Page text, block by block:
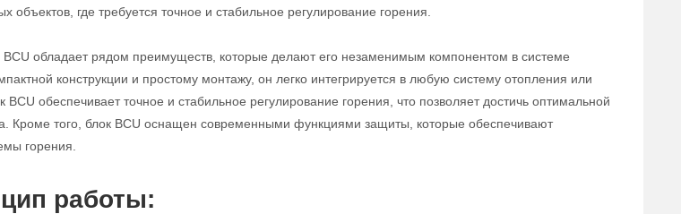
где требуется точное и стабильное регулирование горения.
BCU обладает рядом преимуществ, которые делают его незаменимым компонентом в системе
конструкции и простому монтажу, он легко интегрируется в любую систему отопления или
обеспечивает точное и стабильное регулирование горения, что позволяет достичь оптимальной
Кроме того, блок BCU оснащен современными функциями защиты, которые обеспечивают
горения.
работы: